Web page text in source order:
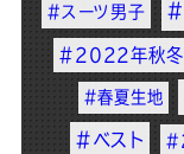
#スーツ男子 #
#2022年秋冬
#春夏生地
#ベスト